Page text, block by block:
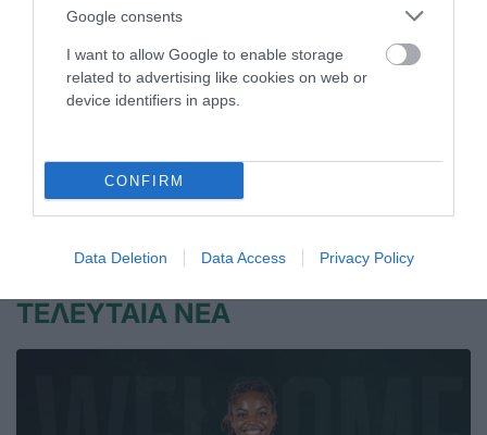
Google consents
I want to allow Google to enable storage
related to advertising like cookies on web or
device identifiers in apps.
CONFIRM
Data Deletion Data Access Privacy Policy
Στην τετράδα η Εθνική πόλο με
πέντε «πράσινους»
Παναθηναϊκού στη σύνθεσή της.
ΤΕΛΕΥΤΑΙΑ ΝΕΑ